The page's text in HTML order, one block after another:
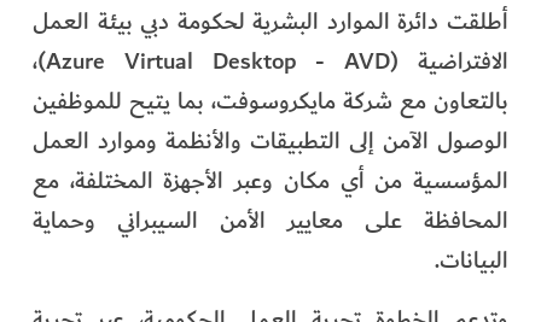
أطلقت دائرة الموارد البشرية لحكومة دبي بيئة العمل
الافتراضية (Azure Virtual Desktop - AVD)،
بالتعاون مع شركة مايكروسوفت، بما يتيح للموظفين
الوصول الآمن إلى التطبيقات والأنظمة وموارد العمل
المؤسسية من أي مكان وعبر الأجهزة المختلفة، مع
المحافظة على معايير الأمن السيبراني وحماية
البيانات.